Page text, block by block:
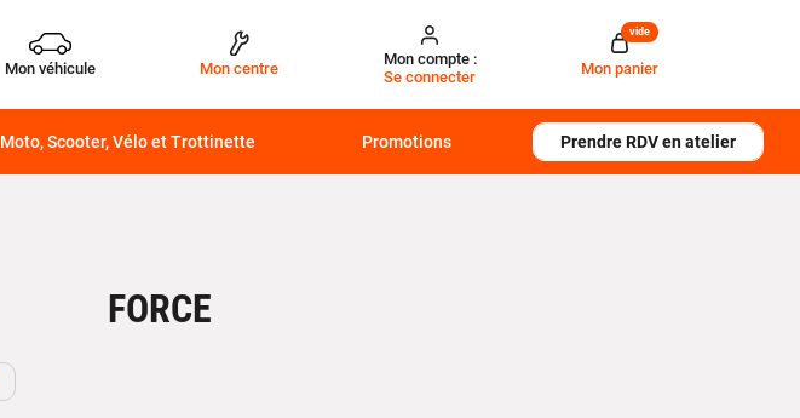
Mon véhicule Mon centre
Mon compte :
Se connecter
Mon panier
vide
Moto, Scooter, Vélo et Trottinette Promotions Prendre RDV en atelier
FORCE